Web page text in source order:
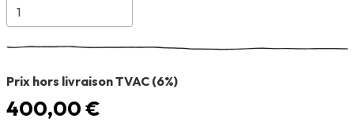
Prix hors livraison TVAC (6%)
400,00 €